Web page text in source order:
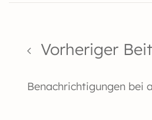
Vorheriger
Benachrichtigungen bei